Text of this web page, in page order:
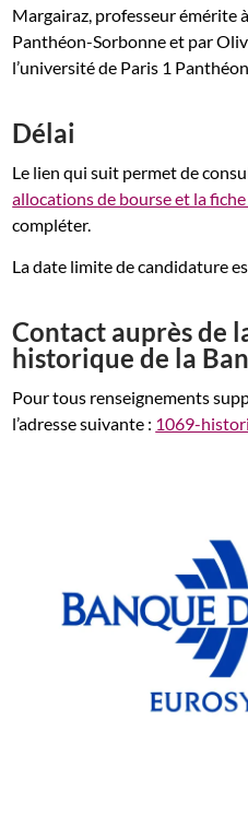
Margairaz, professeur émérite
Panthéon-Sorbonne et par
l’université de Paris 1
Délai
Le lien qui suit permet de
allocations de bourse et la
compléter.
La date limite de candidature
Contact auprès de
historique de la
Pour tous renseignements
l’adresse suivante : 1069-